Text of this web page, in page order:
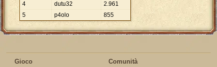
4
dutu32 2.961
5
p4olo 855
Gioco Comunità